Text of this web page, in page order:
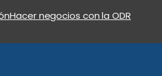
Hacer negocios con la ODR